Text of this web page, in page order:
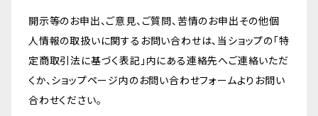
開示等のお申出、ご意見、ご質問、苦情のお申出その他個
人情報の取扱いに関するお問い合わせは、当ショップの「特
定商取引法に基づく表記」内にある連絡先へご連絡いただ
くか、ショップページ内のお問い合わせフォームよりお問い
合わせください。